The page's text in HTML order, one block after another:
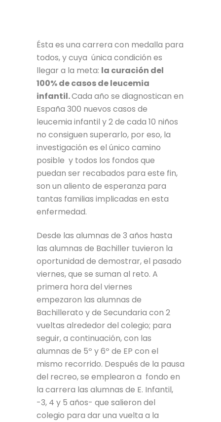
Ésta es una carrera con medalla para
todos, y cuya única condición es
llegar a la meta: la curación del
100% de casos de leucemia
infantil.Cada año se diagnostican en
España 300 nuevos casos de
leucemia infantil y 2 de cada 10 niños
no consiguen superarlo, por eso, la
investigación es el único camino
posible y todos los fondos que
puedan ser recabados para este fin,
son un aliento de esperanza para
tantas familias implicadas en esta
enfermedad.
Desde las alumnas de 3 años hasta
las alumnas de Bachiller tuvieron la
oportunidad de demostrar, el pasado
viernes, que se suman al reto. A
primera hora del viernes
empezaron las alumnas de
Bachillerato y de Secundaria con 2
vueltas alrededor del colegio; para
seguir, a continuación, con las
alumnas de 5º y 6º de EP con el
mismo recorrido. Después de la pausa
del recreo, se emplearon a fondo en
la carrera las alumnas de E. Infantil,
-3, 4 y 5 años- que salieron del
colegio para dar una vuelta a la